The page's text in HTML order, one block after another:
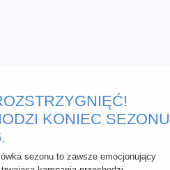
KONIEC SEZONU
sezonu to zawsze emocjonujący